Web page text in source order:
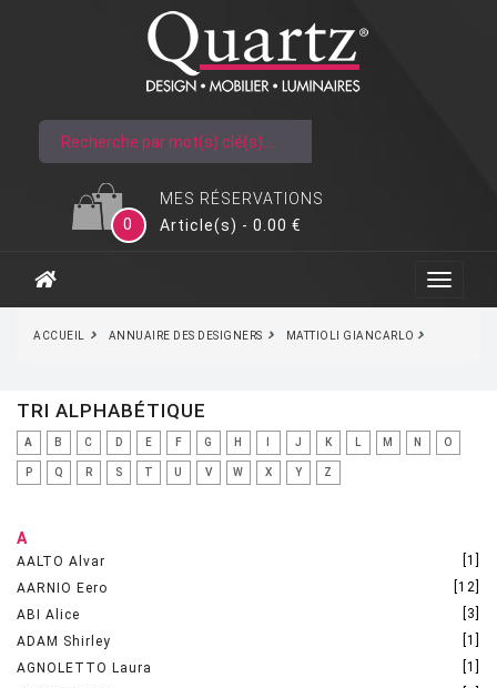
MES RÉSERVATIONS
0
Article(s) - 0.00 €
ACCUEIL ANNUAIRE DES DESIGNERS MATTIOLI GIANCARLO
TRI ALPHABÉTIQUE
A B C D E F G H J K M N O
P Q R S T U V W X Y Z
A
AALTO Alvar
[1]
AARNIO Eero
[12]
ABI Alice
[3]
ADAM Shirley
[1]
AGNOLETTO Laura
[1]